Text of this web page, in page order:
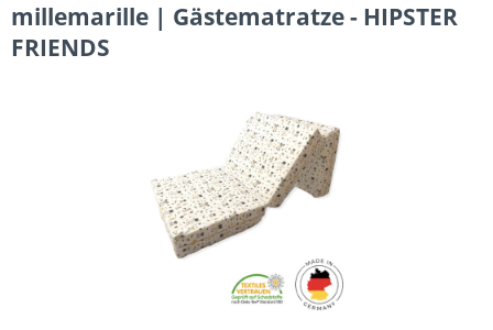
millemarille | Gästematratze - HIPSTER
FRIENDS